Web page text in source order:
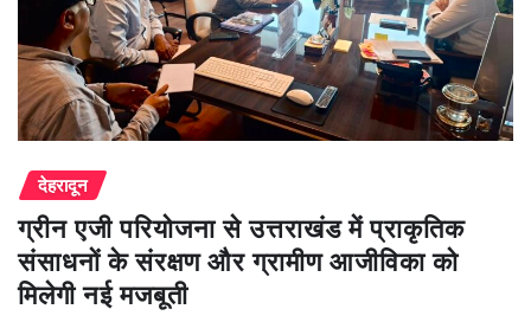
देहरादून
ग्रीन एजी परियोजना से उत्तराखंड में प्राकृतिक
संसाधनों के संरक्षण और ग्रामीण आजीविका को
मिलेगी नई मजबूती